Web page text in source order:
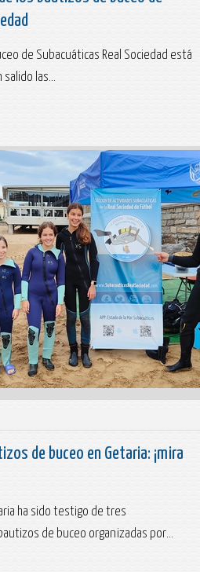
de Subacuáticas Real Sociedad está
las...
de buceo en Getaria: ¡mira
ha sido testigo de tres
de buceo organizadas por...